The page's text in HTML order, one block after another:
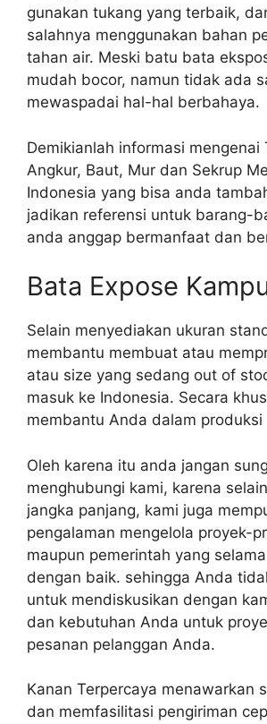
gunakan tukang yang terbaik,
salahnya menggunakan bahan
tahan air. Meski batu bata
mudah bocor, namun tidak ada
mewaspadai hal-hal berbahaya.
Demikianlah informasi mengenai
Angkur, Baut, Mur dan Sekrup
Indonesia yang bisa anda
jadikan referensi untuk barang-
anda anggap bermanfaat dan
Bata Expose
Selain menyediakan ukuran
membantu membuat atau
atau size yang sedang out of
masuk ke Indonesia. Secara
membantu Anda dalam produksi
Oleh karena itu anda jangan
menghubungi kami, karena
jangka panjang, kami juga
pengalaman mengelola proyek-
maupun pemerintah yang
dengan baik. sehingga Anda
untuk mendiskusikan dengan
dan kebutuhan Anda untuk
pesanan pelanggan Anda.
Kanan Terpercaya menawarkan
dan memfasilitasi pengiriman